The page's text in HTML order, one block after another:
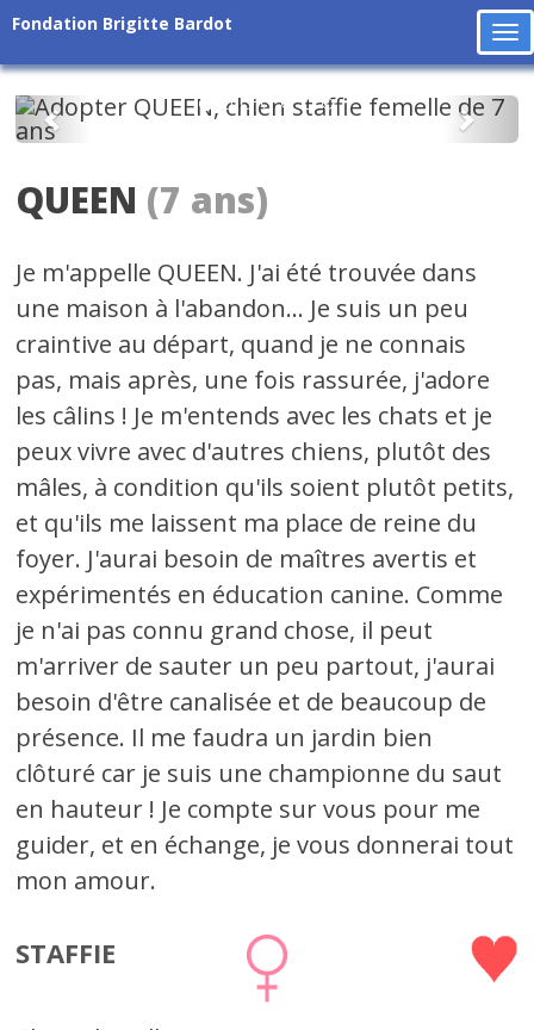
Fondation Brigitte Bardot
Précédent
QUEEN (7 ans)
Je m'appelle QUEEN. J'ai été trouvée dans
une maison à l'abandon... Je suis un peu
craintive au départ, quand je ne connais
pas, mais après, une fois rassurée, j'adore
les câlins ! Je m'entends avec les chats et je
peux vivre avec d'autres chiens, plutôt des
mâles, à condition qu'ils soient plutôt petits,
et qu'ils me laissent ma place de reine du
foyer. J'aurai besoin de maîtres avertis et
expérimentés en éducation canine. Comme
je n'ai pas connu grand chose, il peut
m'arriver de sauter un peu partout, j'aurai
besoin d'être canalisée et de beaucoup de
présence. Il me faudra un jardin bien
clôturé car je suis une championne du saut
en hauteur ! Je compte sur vous pour me
guider, et en échange, je vous donnerai tout
mon amour.
STAFFIE